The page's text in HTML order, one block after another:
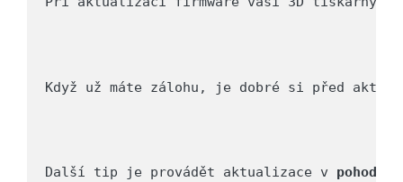
Když už máte zálohu, je dobré si před
Další tip je provádět aktualizace v pohodlí